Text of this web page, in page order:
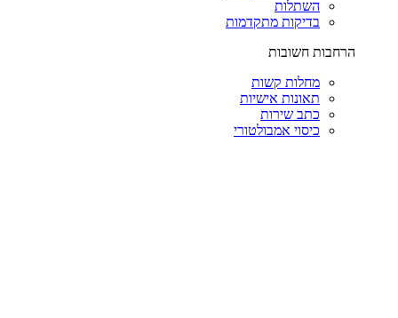
השתלות
בדיקות מתקדמות
הרחבות חשובות
מחלות קשות
תאונות אישיות
כתב שירות
כיסוי אמבולטורי